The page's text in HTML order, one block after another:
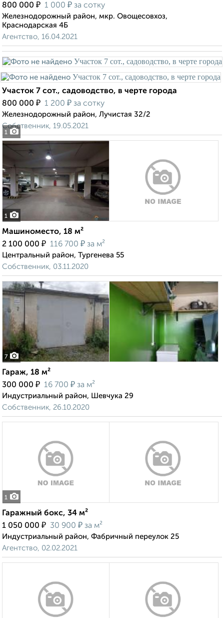
800 000 ₽ 1 000 ₽ за сотку
Железнодорожный район, мкр. Овощесовхоз,
Краснодарская 4Б
Агентство, 16.04.2021
1
Участок 7 сот., садоводство, в черте города
800 000 ₽ 1 200 ₽ за сотку
Железнодорожный район, Лучистая 32/2
Собственник, 19.05.2021
1
Машиноместо, 18 м²
2 100 000 ₽ 116 700 ₽ за м²
Центральный район, Тургенева 55
Собственник, 03.11.2020
7
Гараж, 18 м²
300 000 ₽ 16 700 ₽ за м²
Индустриальный район, Шевчука 29
Собственник, 26.10.2020
1
Гаражный бокс, 34 м²
1 050 000 ₽ 30 900 ₽ за м²
Индустриальный район, Фабричный переулок 25
Агентство, 02.02.2021